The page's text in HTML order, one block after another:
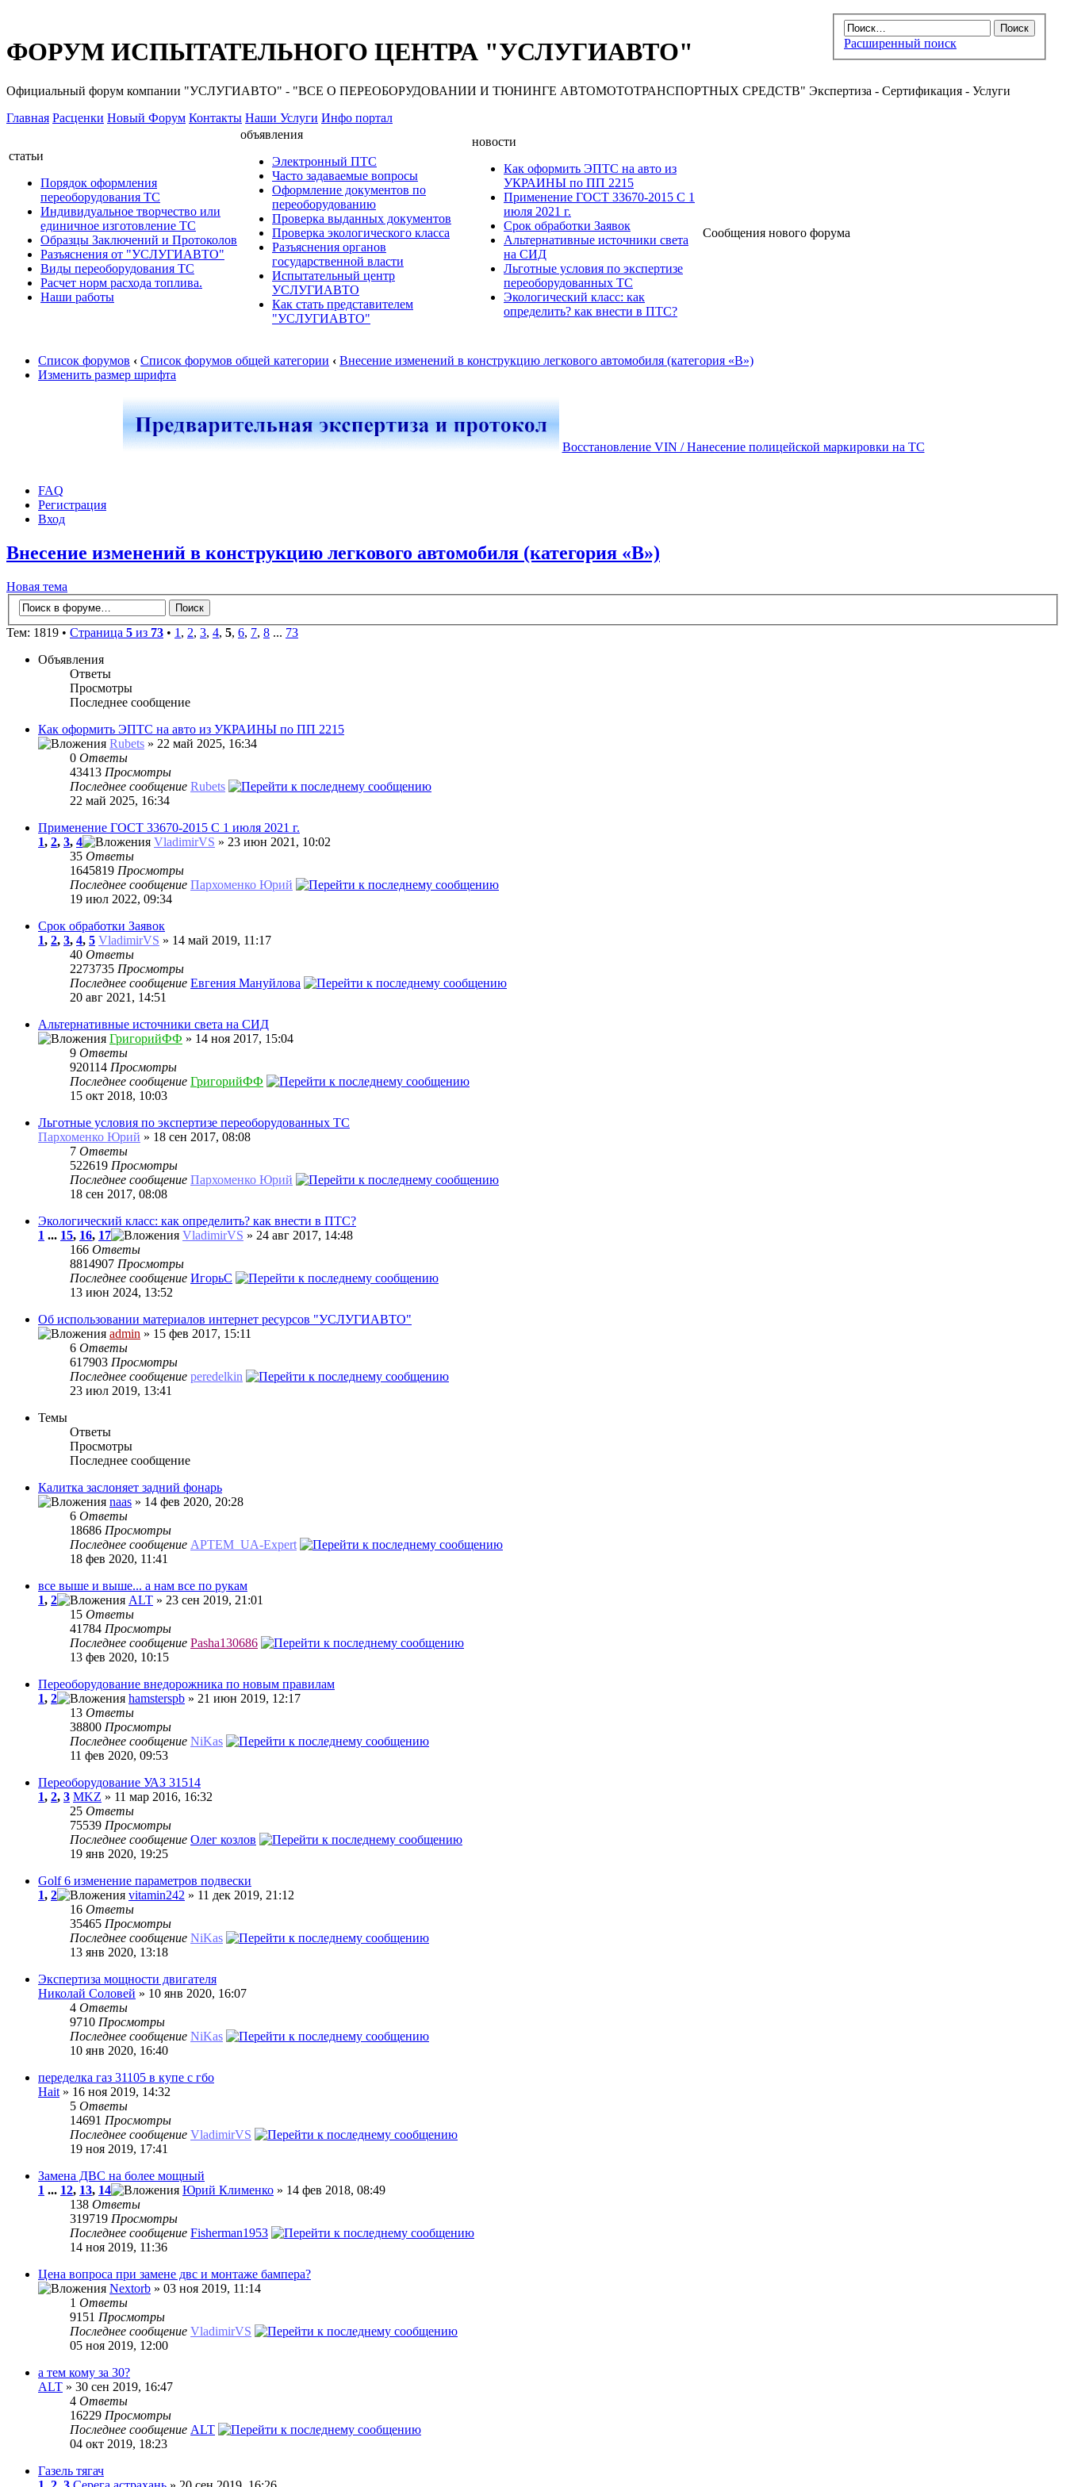
Расширенный поиск
ФОРУМ ИСПЫТАТЕЛЬНОГО ЦЕНТРА "УСЛУГИАВТО"
Официальный форум компании "УСЛУГИАВТО" - "ВСЕ О ПЕРЕОБОРУДОВАНИИ И ТЮНИНГЕ АВТОМОТОТРАНСПОРТНЫХ СРЕДСТВ" Экспертиза - Сертификация - Услуги
Главная Расценки Новый Форум Контакты Наши Услуги Инфо портал
статьи
Порядок оформления
переоборудования ТС
Индивидуальное творчество или
единичное изготовление ТС
Образцы Заключений и Протоколов
Разъяснения от "УСЛУГИАВТО"
Виды переоборудования ТС
Расчет норм расхода топлива.
Наши работы
объявления
Электронный ПТС
Часто задаваемые вопросы
Оформление документов по
переоборудованию
Проверка выданных документов
Проверка экологического класса
Разъяснения органов
государственной власти
Испытательный центр
УСЛУГИАВТО
Как стать представителем
"УСЛУГИАВТО"
новости
Как оформить ЭПТС на авто из
УКРАИНЫ по ПП 2215
Применение ГОСТ 33670-2015 С 1
июля 2021 г.
Срок обработки Заявок
Альтернативные источники света
на СИД
Льготные условия по экспертизе
переоборудованных ТС
Экологический класс: как
определить? как внести в ПТС?
Сообщения нового форума
Список форумов ‹ Список форумов общей категории ‹ Внесение изменений в конструкцию легкового автомобиля (категория «В»)
Изменить размер шрифта
Восстановление VIN / Нанесение полицейской маркировки на ТС
FAQ
Регистрация
Вход
Внесение изменений в конструкцию легкового автомобиля (категория «В»)
Новая тема
Тем: 1819 • Страница 5 из 73 • 1 , 2, 3, 4, 5, 6, 7, 8 ... 73
Объявления
Ответы
Просмотры
Последнее сообщение
Как оформить ЭПТС на авто из УКРАИНЫ по ПП 2215
Rubets » 22 май 2025, 16:34
0 Ответы
43413 Просмотры
Последнее сообщение Rubets
22 май 2025, 16:34
Применение ГОСТ 33670-2015 С 1 июля 2021 г.
1, 2, 3, 4 VladimirVS » 23 июн 2021, 10:02
35 Ответы
1645819 Просмотры
Последнее сообщение Пархоменко Юрий
19 июл 2022, 09:34
Срок обработки Заявок
1, 2, 3, 4, 5 VladimirVS » 14 май 2019, 11:17
40 Ответы
2273735 Просмотры
Последнее сообщение Евгения Мануйлова
20 авг 2021, 14:51
Альтернативные источники света на СИД
ГригорийФФ » 14 ноя 2017, 15:04
9 Ответы
920114 Просмотры
Последнее сообщение ГригорийФФ
15 окт 2018, 10:03
Льготные условия по экспертизе переоборудованных ТС
Пархоменко Юрий » 18 сен 2017, 08:08
7 Ответы
522619 Просмотры
Последнее сообщение Пархоменко Юрий
18 сен 2017, 08:08
Экологический класс: как определить? как внести в ПТС?
1 ... 15, 16, 17 VladimirVS » 24 авг 2017, 14:48
166 Ответы
8814907 Просмотры
Последнее сообщение ИгорьC
13 июн 2024, 13:52
Об использовании материалов интернет ресурсов "УСЛУГИАВТО"
admin » 15 фев 2017, 15:11
6 Ответы
617903 Просмотры
Последнее сообщение peredelkin
23 июл 2019, 13:41
Темы
Ответы
Просмотры
Последнее сообщение
Калитка заслоняет задний фонарь
naas » 14 фев 2020, 20:28
6 Ответы
18686 Просмотры
Последнее сообщение APTEM_UA-Expert
18 фев 2020, 11:41
все выше и выше... а нам все по рукам
1, 2 ALT » 23 сен 2019, 21:01
15 Ответы
41784 Просмотры
Последнее сообщение Pasha130686
13 фев 2020, 10:15
Переоборудование внедорожника по новым правилам
1, 2 hamsterspb » 21 июн 2019, 12:17
13 Ответы
38800 Просмотры
Последнее сообщение NiKas
11 фев 2020, 09:53
Переоборудование УАЗ 31514
1, 2, 3 MKZ » 11 мар 2016, 16:32
25 Ответы
75539 Просмотры
Последнее сообщение Олег козлов
19 янв 2020, 19:25
Golf 6 изменение параметров подвески
1, 2 vitamin242 » 11 дек 2019, 21:12
16 Ответы
35465 Просмотры
Последнее сообщение NiKas
13 янв 2020, 13:18
Экспертиза мощности двигателя
Николай Соловей » 10 янв 2020, 16:07
4 Ответы
9710 Просмотры
Последнее сообщение NiKas
10 янв 2020, 16:40
переделка газ 31105 в купе с гбо
Hait » 16 ноя 2019, 14:32
5 Ответы
14691 Просмотры
Последнее сообщение VladimirVS
19 ноя 2019, 17:41
Замена ДВС на более мощный
1 ... 12, 13, 14 Юрий Клименко » 14 фев 2018, 08:49
138 Ответы
319719 Просмотры
Последнее сообщение Fisherman1953
14 ноя 2019, 11:36
Цена вопроса при замене двс и монтаже бампера?
Nextorb » 03 ноя 2019, 11:14
1 Ответы
9151 Просмотры
Последнее сообщение VladimirVS
05 ноя 2019, 12:00
а тем кому за 30?
ALT » 30 сен 2019, 16:47
4 Ответы
16229 Просмотры
Последнее сообщение ALT
04 окт 2019, 18:23
Газель тягач